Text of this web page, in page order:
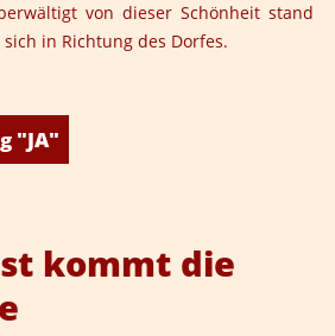
von dieser Schönheit stand
in Richtung des Dorfes.
"JA"
kommt die